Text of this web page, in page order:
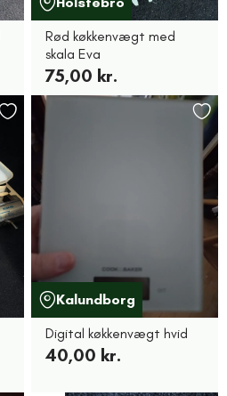
Rød køkkenvægt med
skala Eva
75,00 kr.
Kalundborg
Digital køkkenvægt hvid
40,00 kr.